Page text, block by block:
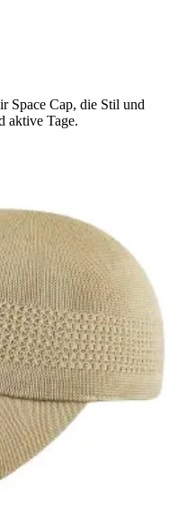
Space Cap, die Stil und
aktive Tage.